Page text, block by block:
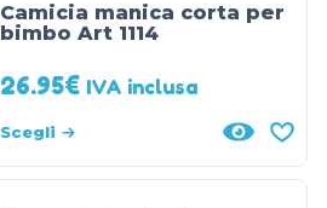
Camicia manica corta per
bimbo Art 1114
26.95€ IVA inclusa
Scegli